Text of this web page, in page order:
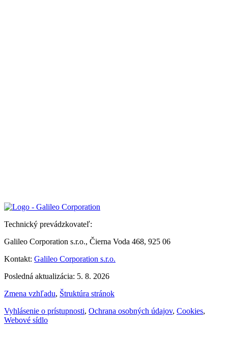
Technický prevádzkovateľ:
Galileo Corporation s.r.o., Čierna Voda 468, 925 06
Kontakt: Galileo Corporation s.r.o.
Posledná aktualizácia: 5. 8. 2026
Zmena vzhľadu, Štruktúra stránok
Vyhlásenie o prístupnosti, Ochrana osobných údajov, Cookies,
Webové sídlo